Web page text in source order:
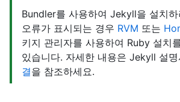
Bundler를 사용하여 Jekyll을 설치
오류가 표시되는 경우 RVM 또는
키지 관리자를 사용하여 Ruby 설치
있습니다. 자세한 내용은 Jekyll 설명
결을 참조하세요.